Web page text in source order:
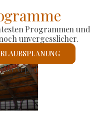
Programmen und
unvergesslicher.